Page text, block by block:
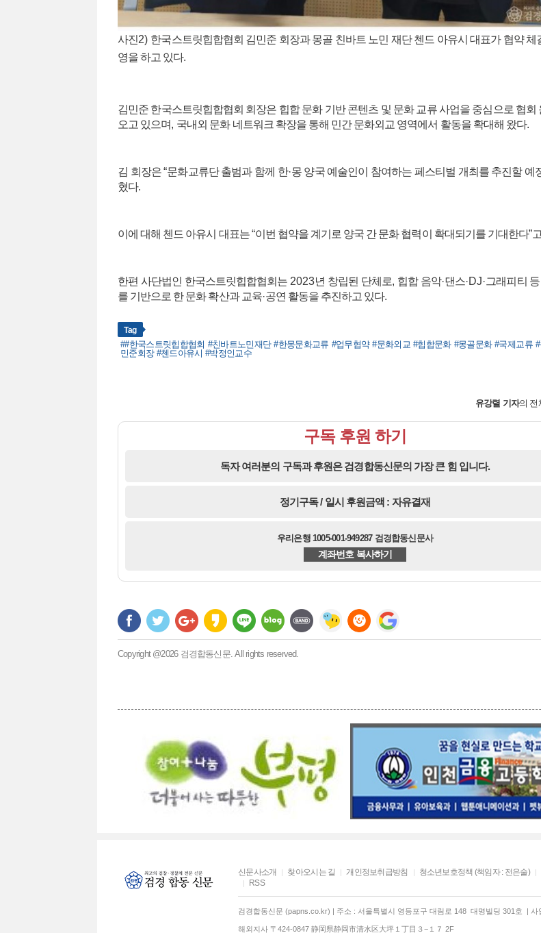
사진2) 한국스트릿힙합협회 김민준 회장과 몽골 친바트 노민 재단 첸드 아유시 대표가 협약 체
영을 하고 있다.
김민준 한국스트릿힙합협회 회장은 힙합 문화 기반 콘텐츠 및 문화 교류 사업을 중심으로 협회
오고 있으며, 국내외 문화 네트워크 확장을 통해 민간 문화외교 영역에서 활동을 확대해 왔다.
김 회장은“문화교류단 출범과 함께 한·몽 양국 예술인이 참여하는 페스티벌 개최를 추진할 예
혔다.
이에 대해 첸드 아유시 대표는“이번 협약을 계기로 양국 간 문화 협력이 확대되기를 기대한다”
한편 사단법인 한국스트릿힙합협회는 2023년 창립된 단체로, 힙합 음악·댄스·DJ·그래피티
를 기반으로 한 문화 확산과 교육·공연 활동을 추진하고 있다.
Tag
##한국스트릿힙합협회 #친바트노민재단 #한몽문화교류 #업무협약 #문화외교 #힙합문화 #몽골문화 #국제교류
민준회장 #첸드아유시 #박정인교수
유강렬 기자의 전
구독 후원 하기
독자 여러분의 구독과 후원은 검경합동신문의 가장 큰 힘 입니다.
정기구독 / 일시 후원금액 : 자유결재
우리은행 1005-001-949287 검경합동신문사
계좌번호 복사하기
Copyright @2026 검경합동신문. All rights reserved.
신문사소개 찾아오시는 길 개인정보취급방침 청소년보호정책 (책임자 : 전은술)
RSS
검경합동신문 (papns.co.kr) | 주소 : 서울특별시 영등포구 대림로 148 대명빌딩 301호 | 사
해외지사 〒424-0847 静岡県静岡市清水区大坪１丁目３−１７ 2F